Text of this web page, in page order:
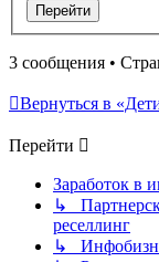
3 сообщения •
Вернуться в
Перейти
Заработок в
↳
реселлинг
↳